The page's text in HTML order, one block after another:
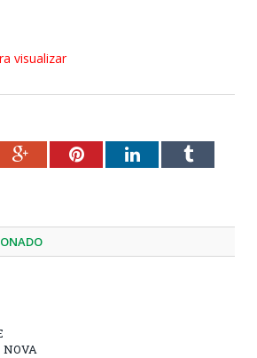
visualizar
Google+PinterestLinkedInTumblr
NOVA